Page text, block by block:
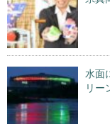
水面
リー